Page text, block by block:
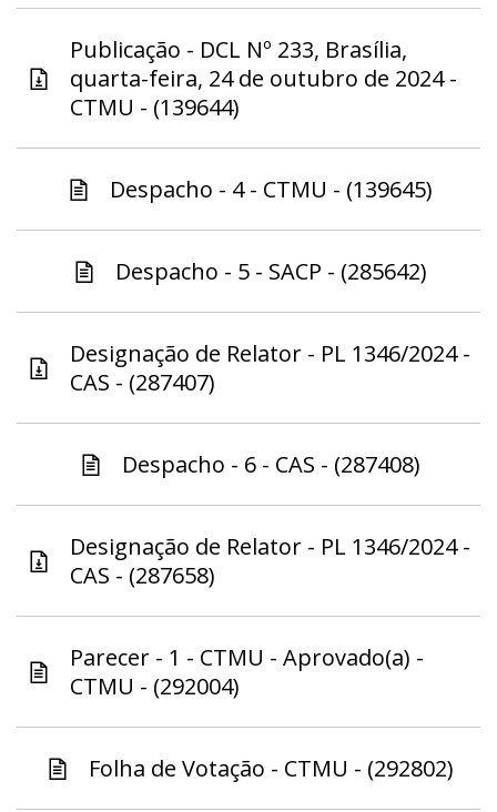
Publicação - DCL Nº 233, Brasília,
quarta-feira, 24 de outubro de 2024 -
CTMU - (139644)
Despacho - 4 - CTMU - (139645)
Despacho - 5 - SACP - (285642)
Designação de Relator - PL 1346/2024 -
CAS - (287407)
Despacho - 6 - CAS - (287408)
Designação de Relator - PL 1346/2024 -
CAS - (287658)
Parecer - 1 - CTMU - Aprovado(a) -
CTMU - (292004)
Folha de Votação - CTMU - (292802)